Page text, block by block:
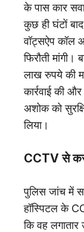
के पास कार
कुछ ही घंटों
वॉट्सऐप कॉल
फिरौती
लाख रुपये की
कार्रवाई की
अशोक को
लिया।
CCTV से
पुलिस जांच में
हॉस्पिटल के
कि वह